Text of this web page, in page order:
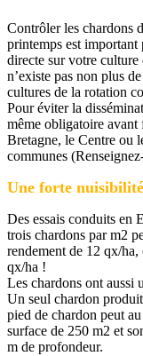
Contrôler les chardons
printemps est important
directe sur votre
n’existe pas non plus
cultures de la rotation
Pour éviter la
même obligatoire avant
Bretagne, le Centre ou
communes
Une forte nuisibilité
Des essais conduits en
trois chardons par m2
rendement de 12 qx/
qx/ha !
Les chardons ont aussi
Un seul chardon
pied de chardon peut
surface de 250 m2 et
m de profondeur.